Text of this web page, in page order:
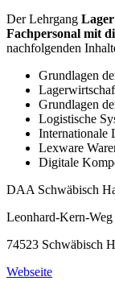
Der Lehrgang
Fachpersonal mit
nachfolgenden
Grundlagen
Grundlagen
Logistische
Internationale
Lexware
Digitale
DAA Schwäbisch
Leonhard-Kern-Weg
74523 Schwäbisch
Webseite